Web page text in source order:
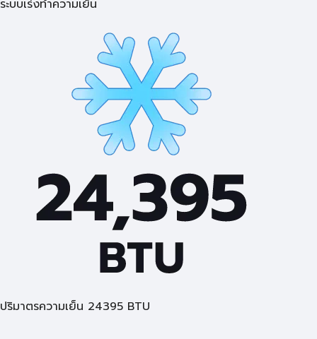
ระบบเร่งทำความเย็น
ปริมาตรความเย็น 24395 BTU